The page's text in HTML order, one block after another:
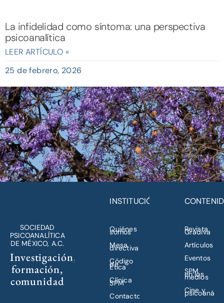
La infidelidad como síntoma: una perspectiva
psicoanalítica
LEER ARTÍCULO »
25 de febrero, 2026
SOCIEDAD
PSICOANALÍTICA
DE MÉXICO, A.C.
Investigación,
formación,
comunidad
INSTITUCIÓN
Quiénes
somos
Mesa
directiva
Código
de
Ética
Clínica
SPM
Contacto
Revista
Gradiva
Artículos
Eventos
SPM
en los
medios
Cine y